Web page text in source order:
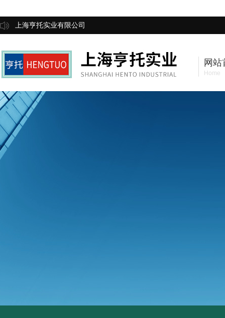
上海亨托实业有限公司
网站
Home